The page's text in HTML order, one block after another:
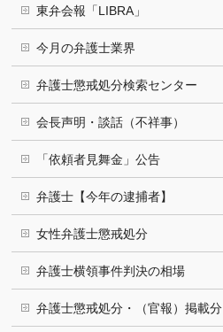
東弁会報「LIBRA」
今月の弁護士業界
弁護士懲戒処分検索センター
会長声明・談話（不祥事）
「依頼者見舞金」公告
弁護士【今年の逮捕者】
女性弁護士懲戒処分
弁護士横領事件判決の相場
弁護士懲戒処分・（官報）掲載分